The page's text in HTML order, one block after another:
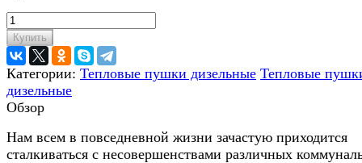
Купить
Категории: Тепловые пушки дизельные Тепловые
дизельные
Обзор
Нам всем в повседневной жизни зачастую приходится
сталкиваться с несовершенствами различных